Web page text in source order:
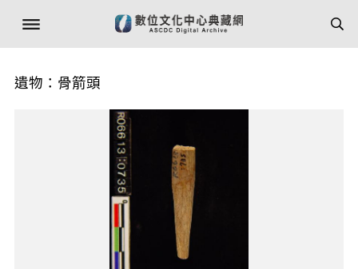
遺物：骨箭頭